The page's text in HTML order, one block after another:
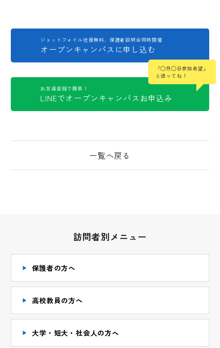
ジェットフォイル往復無料、保護者説明会同時開催
オープンキャンパスに申し込む
お友達登録で簡単！
LINEでオープンキャンパスお申込み
「◯月◯日参加希望」
と送ってね！
一覧へ戻る
訪問者別メニュー
保護者の方へ
高校教員の方へ
大学・短大・社会人の方ヘ